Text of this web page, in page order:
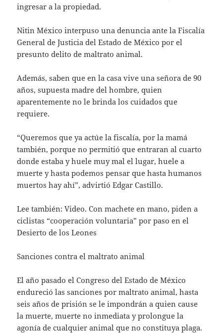
ingresar a la propiedad.
Nitin México interpuso una denuncia ante la Fiscalía
General de Justicia del Estado de México por el
presunto delito de maltrato animal.
Además, saben que en la casa vive una señora de 90
años, supuesta madre del hombre, quien
aparentemente no le brinda los cuidados que
requiere.
“Queremos que ya actúe la fiscalía, por la mamá
también, porque no permitió que entraran al cuarto
donde estaba y huele muy mal el lugar, huele a
muerte y hasta podemos pensar que hasta humanos
muertos hay ahí”, advirtió Edgar Castillo.
Lee también: Video. Con machete en mano, piden a
ciclistas “cooperación voluntaria” por paso en el
Desierto de los Leones
Sanciones contra el maltrato animal
El año pasado el Congreso del Estado de México
endureció las sanciones por maltrato animal, hasta
seis años de prisión se le impondrán a quien cause
la muerte, muerte no inmediata y prolongue la
agonía de cualquier animal que no constituya plaga.